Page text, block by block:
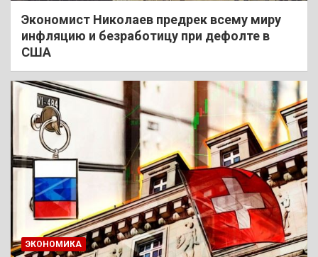
Экономист Николаев предрек всему миру
инфляцию и безработицу при дефолте в
США
ЭКОНОМИКА